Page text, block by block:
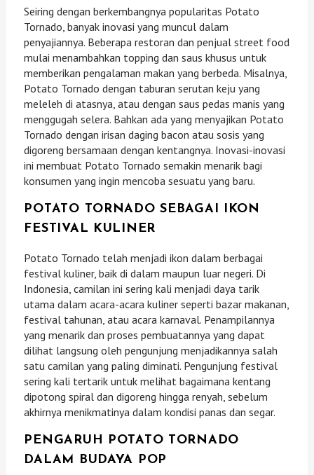
Seiring dengan berkembangnya popularitas Potato
Tornado, banyak inovasi yang muncul dalam
penyajiannya. Beberapa restoran dan penjual street food
mulai menambahkan topping dan saus khusus untuk
memberikan pengalaman makan yang berbeda. Misalnya,
Potato Tornado dengan taburan serutan keju yang
meleleh di atasnya, atau dengan saus pedas manis yang
menggugah selera. Bahkan ada yang menyajikan Potato
Tornado dengan irisan daging bacon atau sosis yang
digoreng bersamaan dengan kentangnya. Inovasi-inovasi
ini membuat Potato Tornado semakin menarik bagi
konsumen yang ingin mencoba sesuatu yang baru.
POTATO TORNADO SEBAGAI IKON
FESTIVAL KULINER
Potato Tornado telah menjadi ikon dalam berbagai
festival kuliner, baik di dalam maupun luar negeri. Di
Indonesia, camilan ini sering kali menjadi daya tarik
utama dalam acara-acara kuliner seperti bazar makanan,
festival tahunan, atau acara karnaval. Penampilannya
yang menarik dan proses pembuatannya yang dapat
dilihat langsung oleh pengunjung menjadikannya salah
satu camilan yang paling diminati. Pengunjung festival
sering kali tertarik untuk melihat bagaimana kentang
dipotong spiral dan digoreng hingga renyah, sebelum
akhirnya menikmatinya dalam kondisi panas dan segar.
PENGARUH POTATO TORNADO
DALAM BUDAYA POP